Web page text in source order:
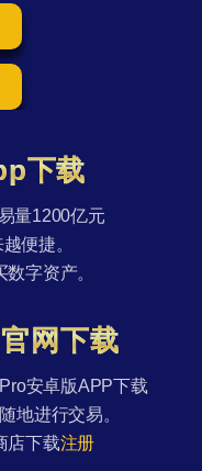
下载
量1200亿元
便捷。
字资产。
网下载
安卓版APP下载
地进行交易。
店下载注册